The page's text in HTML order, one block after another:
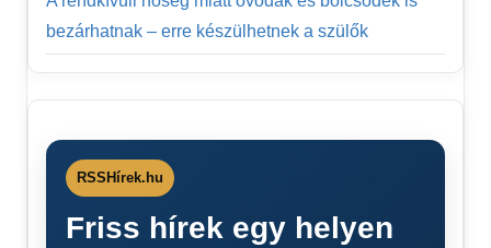
bezárhatnak – erre készülhetnek a szülők
RSSHírek.hu
Friss hírek egy helyen